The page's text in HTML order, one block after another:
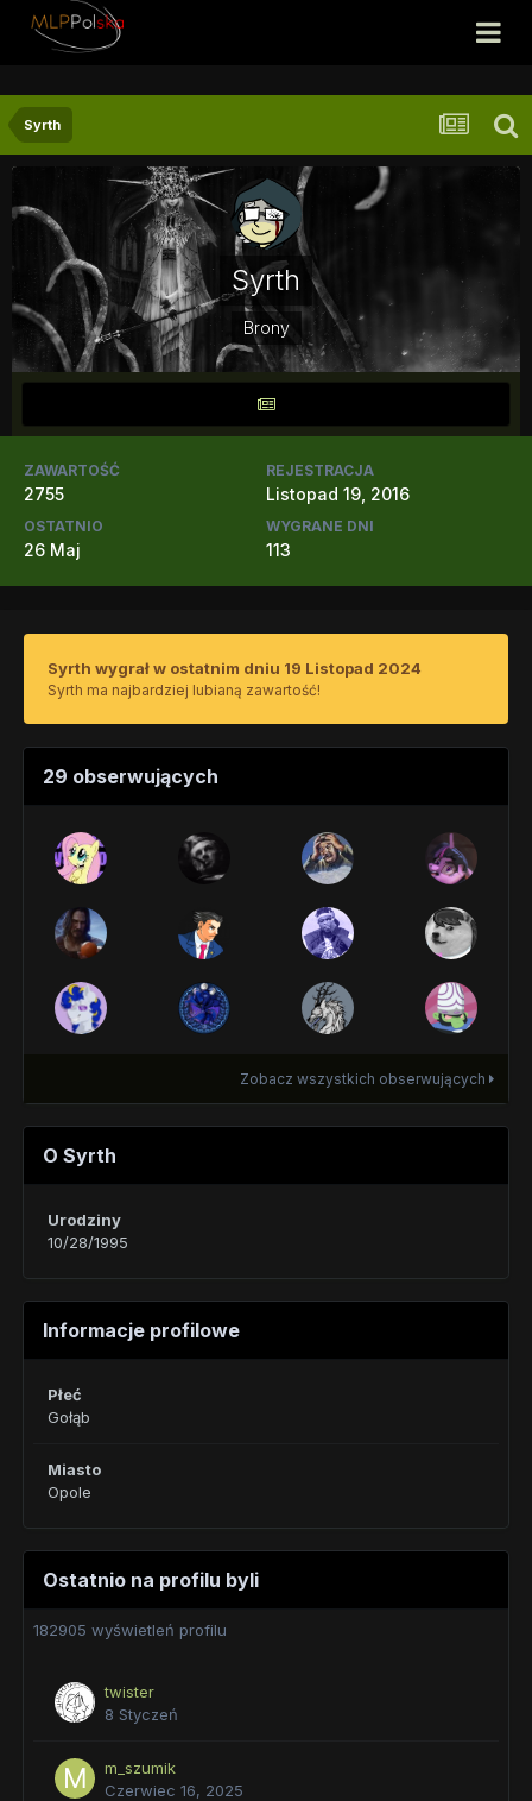
Syrth
Syrth
Brony
ZAWARTOŚĆ
2755
REJESTRACJA
Listopad 19, 2016
OSTATNIO
26 Maj
WYGRANE DNI
113
Syrth wygrał w ostatnim dniu 19 Listopad 2024
Syrth ma najbardziej lubianą zawartość!
29 obserwujących
Zobacz wszystkich obserwujących
O Syrth
Urodziny
10/28/1995
Informacje profilowe
Płeć
Gołąb
Miasto
Opole
Ostatnio na profilu byli
182905 wyświetleń profilu
twister
8 Styczeń
m_szumik
Czerwiec 16, 2025